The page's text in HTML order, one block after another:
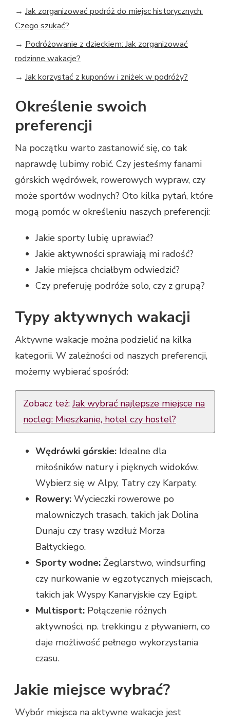
→ Jak zorganizować podróż do miejsc historycznych:
Czego szukać?
→ Podróżowanie z dzieckiem: Jak zorganizować
rodzinne wakacje?
→ Jak korzystać z kuponów i zniżek w podróży?
Określenie swoich
preferencji
Na początku warto zastanowić się, co tak
naprawdę lubimy robić. Czy jesteśmy fanami
górskich wędrówek, rowerowych wypraw, czy
może sportów wodnych? Oto kilka pytań, które
mogą pomóc w określeniu naszych preferencji:
Jakie sporty lubię uprawiać?
Jakie aktywności sprawiają mi radość?
Jakie miejsca chciałbym odwiedzić?
Czy preferuję podróże solo, czy z grupą?
Typy aktywnych wakacji
Aktywne wakacje można podzielić na kilka
kategorii. W zależności od naszych preferencji,
możemy wybierać spośród:
Zobacz też:Jak wybrać najlepsze miejsce na
nocleg: Mieszkanie, hotel czy hostel?
Wędrówki górskie: Idealne dla
miłośników natury i pięknych widoków.
Wybierz się w Alpy, Tatry czy Karpaty.
Rowery: Wycieczki rowerowe po
malowniczych trasach, takich jak Dolina
Dunaju czy trasy wzdłuż Morza
Bałtyckiego.
Sporty wodne: Żeglarstwo, windsurfing
czy nurkowanie w egzotycznych miejscach,
takich jak Wyspy Kanaryjskie czy Egipt.
Multisport: Połączenie różnych
aktywności, np. trekkingu z pływaniem, co
daje możliwość pełnego wykorzystania
czasu.
Jakie miejsce wybrać?
Wybór miejsca na aktywne wakacje jest